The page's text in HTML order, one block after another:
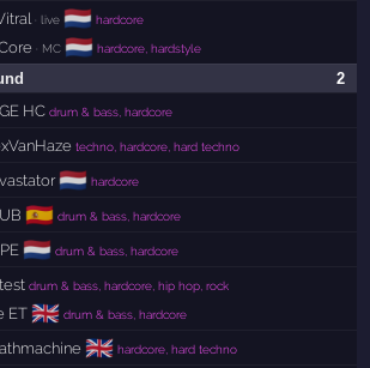
· live 🇳🇱 hardcore
· MC 🇳🇱 hardcore, hardstyle
2
HC drum & bass, hardcore
techno, hardcore, hard techno
🇳🇱 hardcore
🇪🇸 drum & bass, hardcore
🇳🇱 drum & bass, hardcore
drum & bass, hardcore, hip hop, rock
ET 🇬🇧 drum & bass, hardcore
🇬🇧 hardcore, hard techno